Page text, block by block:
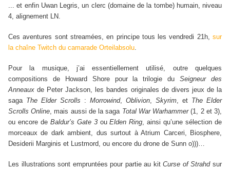
... et enfin Uwan Legris, un clerc (domaine de la tombe) humain, niveau
4, alignement LN.
Ces aventures sont streamées, en principe tous les vendredi 21h, sur
la chaîne Twitch du camarade Orteilabsolu.
Pour la musique, j’ai essentiellement utilisé, outre quelques
compositions de Howard Shore pour la trilogie duSeigneur des
Anneaux de Peter Jackson, les bandes originales de divers jeux de la
saga The Elder Scrolls : Morrowind, Oblivion, Skyrim, et The Elder
Scrolls Online, mais aussi de la saga Total War Warhammer(1, 2 et 3),
ou encore de Baldur’s Gate 3ouElden Ring, ainsi qu’une sélection de
morceaux de dark ambient, dus surtout à Atrium Carceri, Biosphere,
Desiderii Marginis et Lustmord, ou encore du drone de Sunn o)))…
Les illustrations sont empruntées pour partie au kitCurse of Strahdsur